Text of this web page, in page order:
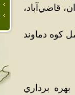
قاضي‌آباد،
کوه دماوند
سد لَتيان قرار دارد که در سال 1346 به بهره برداري